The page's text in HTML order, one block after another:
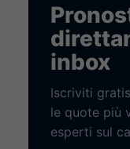
inbox
Iscriviti
le quote più
esperti sul